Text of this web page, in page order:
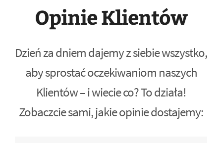
Opinie Klientów
Dzień za dniem dajemy z siebie wszystko,
aby sprostać oczekiwaniom naszych
Klientów – i wiecie co? To działa!
Zobaczcie sami, jakie opinie dostajemy: